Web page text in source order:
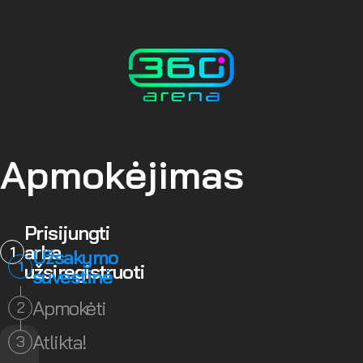
Apmokėjimas
1
Prisijungti
arba
užsiregistruoti
1 Užsakymo
suvestinė
2 Apmokėti
3 Atlikta!